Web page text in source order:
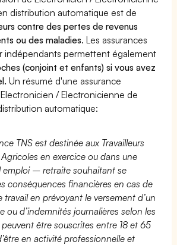
distribution automatique est de
contre des pertes de revenus
ou des maladies. Les assurances
indépendants permettent également
(conjoint et enfants) si vous avez
Un résumé d'une assurance
/ Electronicienne de
automatique:
TNS est destinée aux Travailleurs
en exercice ou dans une
emploi – retraite souhaitant se
conséquences financières en cas de
travail en prévoyant le versement d’un
ou d’indemnités journalières selon les
être souscrites entre 18 et 65
en activité professionnelle et